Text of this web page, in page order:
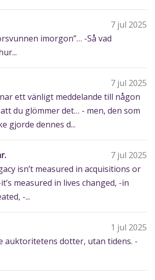
7 jul 2025
imorgon”… -Så vad
7 jul 2025
ett vänligt meddelande till någon
du glömmer det… - men, den som
gjorde dennes d...
7 jul 2025
isn’t measured in acquisitions or
measured in lives changed, -in
-...
1 jul 2025
auktoritetens dotter, utan tidens. -